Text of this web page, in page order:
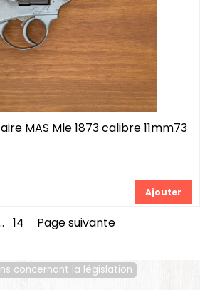
MAS Mle 1873 calibre 11mm73
Ajouter
:
à la page :
Aller à la page :
14 Page suivante
concernant la législation